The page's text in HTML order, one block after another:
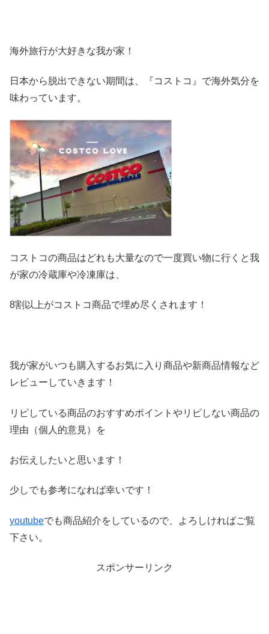
海外旅行が大好きな我が家！
日本から脱出できない期間は、『コストコ』 で海外気分を
味わっています。
コストコの商品はどれも大量なので一度買い物に行くと我
が家の冷蔵庫や冷凍庫は、
8割以上がコストコ商品で埋め尽くされます！
我が家がいつも購入するお気に入り商品や新商品情報など
レビ ューしていきます！
リピしている商品のおすすめポイントやリピしない商品の
理由（個人的意見）を
お伝えしたいと思います！
少しでも参考になれば幸いです！
youtubeでも商品紹介をしているので、よろしければご覧
下さい。
スポンサーリンク